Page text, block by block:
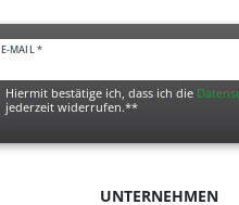
E-MAIL *
Hiermit bestätige ich, dass ich die
jederzeit widerrufen.**
UNTERNEHMEN